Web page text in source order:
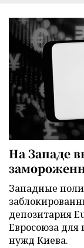
На Западе
Западные
депозитария
Евросоюза
нужд Киева.